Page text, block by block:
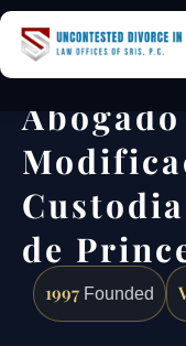
de
1997 Founded